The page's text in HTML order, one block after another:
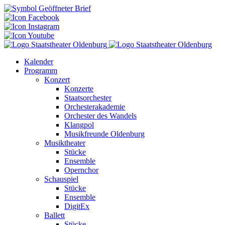
Kalender
Programm
Konzert
Konzerte
Staatsorchester
Orchesterakademie
Orchester des Wandels
Klangpol
Musikfreunde Oldenburg
Musiktheater
Stücke
Ensemble
Opernchor
Schauspiel
Stücke
Ensemble
DigitEx
Ballett